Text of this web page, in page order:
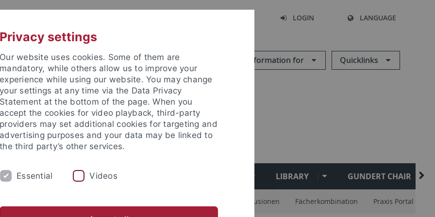
LOGIN LANGUAGE
Information for Quicklinks
FORSCHUNG LIBRARY GUNDERT CHAIR
Vordrucke Exkusionen Fächerkombination Praxis Portal
Privacy settings
Our website uses cookies. Some of them are
mandatory, while others allow us to improve your
experience while using our website. You may change
your settings at any time via the Data Privacy
Statement at the bottom of the page. When you
accept the cookies for video playback, third-party
providers may set additional cookies for targeting and
advertising purposes and your data may be linked to
the third party’s other services.
Essential Videos